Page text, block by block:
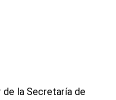
la Secretaría de